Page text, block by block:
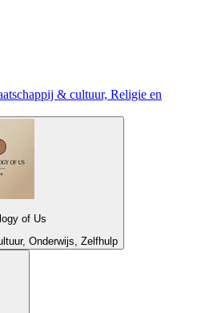
& cultuur, Religie en
of Us
Onderwijs, Zelfhulp